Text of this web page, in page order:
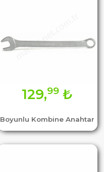
Boyunlu Kombine Anahtar
129,99 ₺